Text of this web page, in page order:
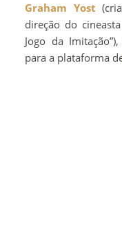
Graham Yost
direção do
Jogo da
para a plataforma